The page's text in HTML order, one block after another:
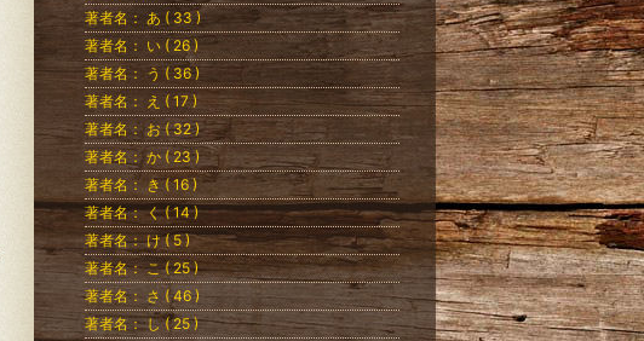
著者名： あ ( 33 )
著者名： い ( 26 )
著者名： う ( 36 )
著者名： え ( 17 )
著者名： お ( 32 )
著者名： か ( 23 )
著者名： き ( 16 )
著者名： く ( 14 )
著者名： け ( 5 )
著者名： こ ( 25 )
著者名： さ ( 46 )
著者名： し ( 25 )